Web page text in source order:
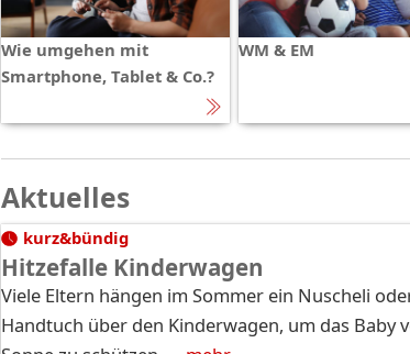
Wie umgehen mit
Smartphone, Tablet & Co.?
WM & EM
Aktuelles
kurz&bündig
Hitzefalle Kinderwagen
Viele Eltern hängen im Sommer ein Nuscheli
Handtuch über den Kinderwagen, um das Baby